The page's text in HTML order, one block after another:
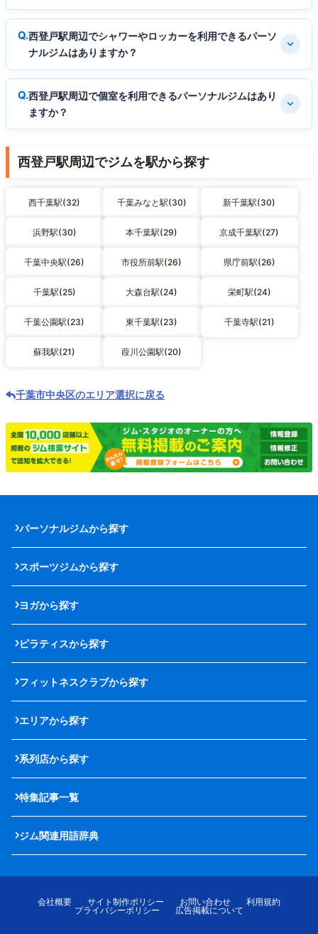
西登戸駅周辺でシャワーやロッカーを利用できるパーソ
ナルジムはありますか？
西登戸駅周辺で個室を利用できるパーソナルジムはあり
ますか？
西登戸駅周辺でジムを駅から探す
西千葉駅(32) 千葉みなと駅(30) 新千葉駅(30)
浜野駅(30) 本千葉駅(29) 京成千葉駅(27)
千葉中央駅(26) 市役所前駅(26) 県庁前駅(26)
千葉駅(25) 大森台駅(24) 栄町駅(24)
千葉公園駅(23) 東千葉駅(23) 千葉寺駅(21)
蘇我駅(21) 葭川公園駅(20)
千葉市中央区のエリア選択に戻る
パーソナルジムから探す
スポーツジムから探す
ヨガから探す
ピラティスから探す
フィットネスクラブから探す
エリアから探す
系列店から探す
特集記事一覧
ジム関連用語辞典
会社概要 サイト制作ポリシー お問い合わせ
利用規約
プライバシーポリシー
広告掲載について